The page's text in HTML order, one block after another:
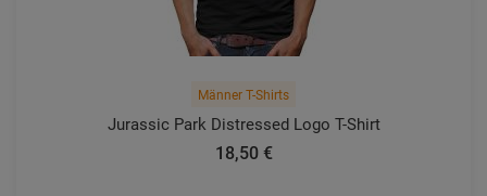
Männer T-Shirts
Jurassic Park Distressed Logo T-Shirt
18,50 €